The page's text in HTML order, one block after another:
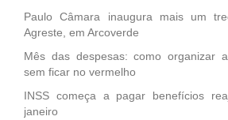
Paulo Câmara inaugura mais um
Agreste, em Arcoverde
Mês das despesas: como organizar
sem ficar no vermelho
INSS começa a pagar benefícios
janeiro